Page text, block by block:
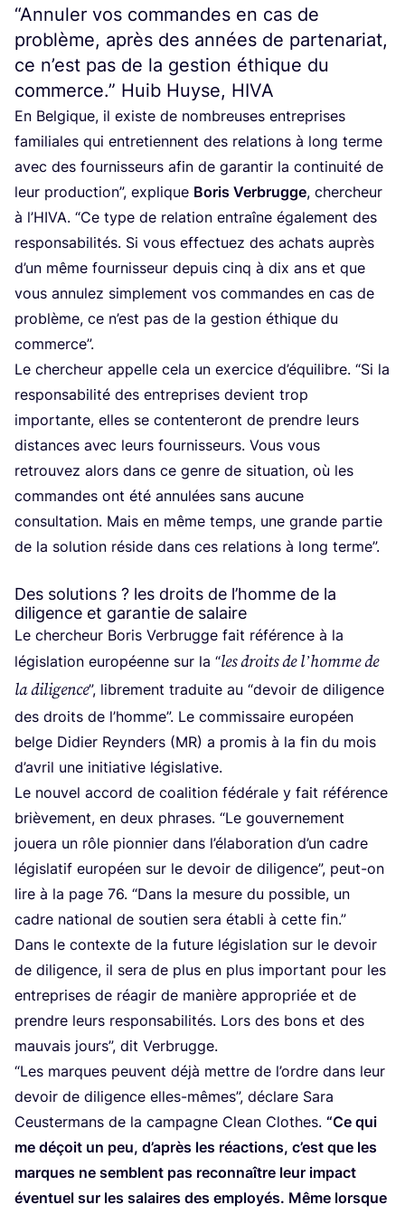
“Annuler vos commandes en cas de
problème, après des années de partenariat,
ce n’est pas de la gestion éthique du
commerce.” Huib Huyse, HIVA
En Bel­gique, il existe de nom­breuses entre­prises
fami­liales qui entre­tiennent des rela­tions à long terme
avec des four­nis­seurs afin de garan­tir la conti­nui­té de
leur pro­duc­tion”, explique Boris Ver­brugge, cher­cheur
à l’HI­VA. “Ce type de rela­tion entraîne éga­le­ment des
res­pon­sa­bi­li­tés. Si vous effec­tuez des achats auprès
d’un même four­nis­seur depuis cinq à dix ans et que
vous annu­lez sim­ple­ment vos com­mandes en cas de
pro­blème, ce n’est pas de la ges­tion éthique du
commerce”.
Le cher­cheur appelle cela un exer­cice d’é­qui­libre. “Si la
res­pon­sa­bi­li­té des entre­prises devient trop
impor­tante, elles se conten­te­ront de prendre leurs
dis­tances avec leurs four­nis­seurs. Vous vous
retrou­vez alors dans ce genre de situa­tion, où les
com­mandes ont été annu­lées sans aucune
consul­ta­tion. Mais en même temps, une grande par­tie
de la solu­tion réside dans ces rela­tions à long terme”.
Des solutions ? les droits de l’homme de la
diligence et garantie de salaire
Le cher­cheur Boris Ver­brugge fait réfé­rence à la
légis­la­tion euro­péenne sur la “les droits de l’homme de
la dili­gence”, libre­ment tra­duite au “devoir de dili­gence
des droits de l’homme”. Le com­mis­saire euro­péen
belge Didier Reyn­ders (MR) a pro­mis à la fin du mois
d’a­vril une ini­tia­tive législative.
Le nou­vel accord de coa­li­tion fédé­rale y fait réfé­rence
briè­ve­ment, en deux phrases. “Le gou­ver­ne­ment
joue­ra un rôle pion­nier dans l’é­la­bo­ra­tion d’un cadre
légis­la­tif euro­péen sur le devoir de dili­gence”, peut-on
lire à la page 76. “Dans la mesure du pos­sible, un
cadre natio­nal de sou­tien sera éta­bli à cette fin.”
Dans le contexte de la future légis­la­tion sur le devoir
de dili­gence, il sera de plus en plus impor­tant pour les
entre­prises de réagir de manière appro­priée et de
prendre leurs res­pon­sa­bi­li­tés. Lors des bons et des
mau­vais jours”, dit Verbrugge.
“Les marques peuvent déjà mettre de l’ordre dans leur
devoir de dili­gence elles-mêmes”, déclare Sara
Ceus­ter­mans de la cam­pagne Clean Clothes. “Ce qui
me déçoit un peu, d’a­près les réac­tions, c’est que les
marques ne semblent pas recon­naître leur impact
éven­tuel sur les salaires des employés. Même lorsque